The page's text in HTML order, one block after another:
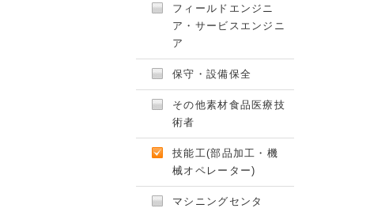
フィールドエンジニ
ア・サービスエンジニ
ア
保守・設備保全
その他素材食品医療技
術者
技能工(部品加工・機
械オペレーター)
マシニングセンタ